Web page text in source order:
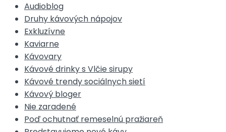
Audioblog
Druhy kávových nápojov
Exkluzívne
Kaviarne
Kávovary
Kávové drinky s Vlčie sirupy
Kávové trendy sociálnych sietí
Kávový bloger
Nie zaradené
Poď ochutnať remeselnú pražiareň